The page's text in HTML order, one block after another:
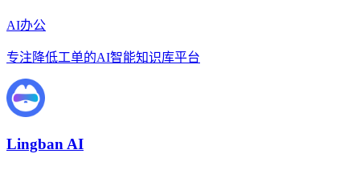
AI办公
专注降低工单的AI智能知识库平台
Lingban AI